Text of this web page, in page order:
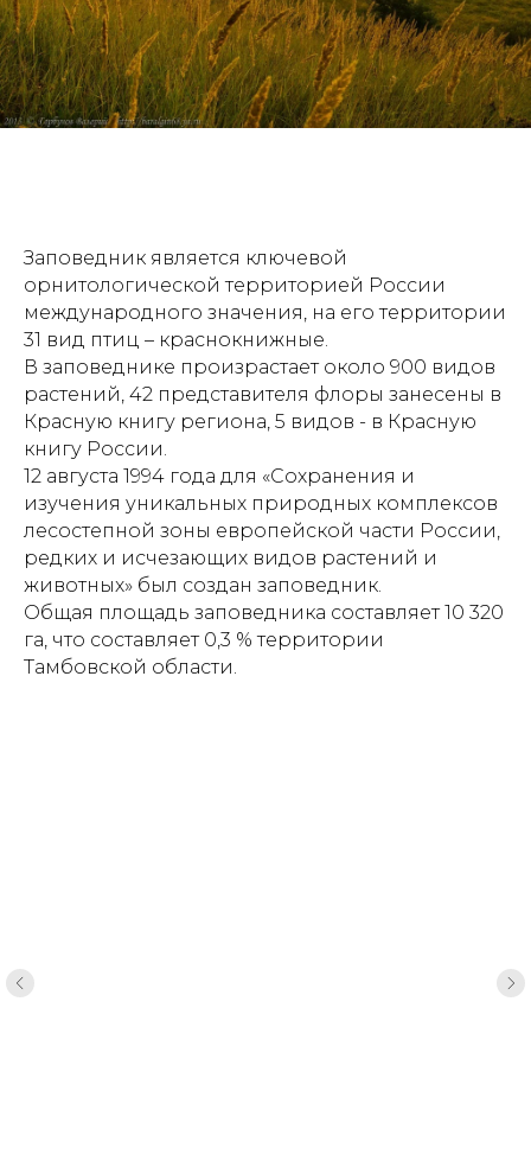
Заповедник является ключевой
орнитологической территорией России
международного значения, на его территории
31 вид птиц – краснокнижные.
В заповеднике произрастает около 900 видов
растений, 42 представителя флоры занесены в
Красную книгу региона, 5 видов - в Красную
книгу России.
12 августа 1994 года для «Сохранения и
изучения уникальных природных комплексов
лесостепной зоны европейской части России,
редких и исчезающих видов растений и
животных» был создан заповедник.
Общая площадь заповедника составляет 10 320
га, что составляет 0,3 % территории
Тамбовской области.